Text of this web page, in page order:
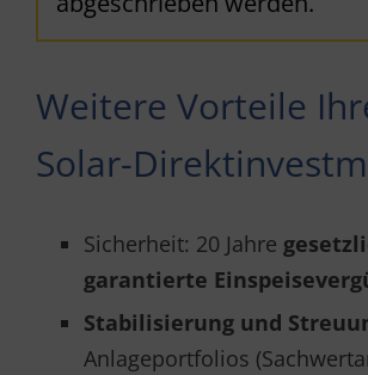
Weitere Vorteile
Solar-
Sicherheit: 20 Jahre
garantierte
Stabilisierung und
Anlageportfolios